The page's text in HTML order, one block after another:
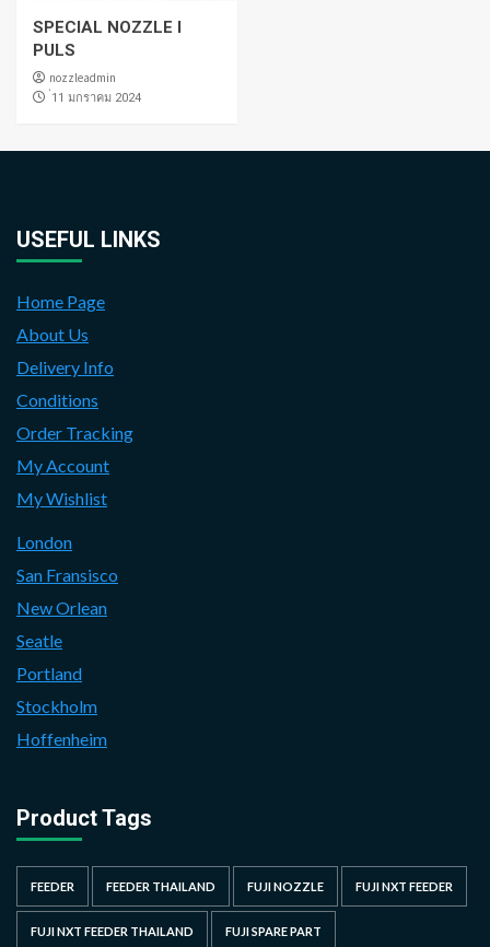
SPECIAL NOZZLE I
PULS
nozzleadmin
่11 มกราคม 2024
USEFUL LINKS
Home Page
About Us
Delivery Info
Conditions
Order Tracking
My Account
My Wishlist
London
San Fransisco
New Orlean
Seatle
Portland
Stockholm
Hoffenheim
Product Tags
FEEDER FEEDER THAILAND FUJI NOZZLE FUJI NXT FEEDER
FUJI NXT FEEDER THAILAND FUJI SPARE PART